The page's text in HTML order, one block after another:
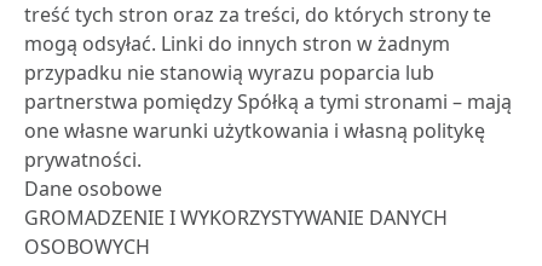
treść tych stron oraz za treści, do których strony te
mogą odsyłać. Linki do innych stron w żadnym
przypadku nie stanowią wyrazu poparcia lub
partnerstwa pomiędzy Spółką a tymi stronami – mają
one własne warunki użytkowania i własną politykę
prywatności.
Dane osobowe
GROMADZENIE I WYKORZYSTYWANIE DANYCH
OSOBOWYCH